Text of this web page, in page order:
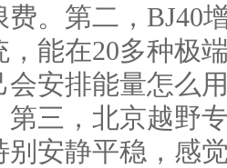
费。第二，BJ40
，能在20多种极
会安排能量怎么
第三，北京越野
别安静平稳，感